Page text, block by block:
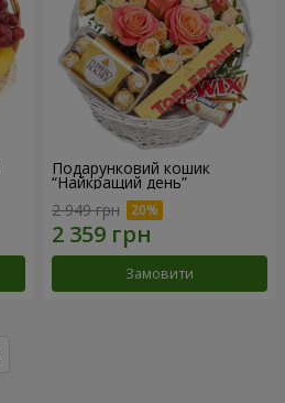
Подарунковий кошик
“Найкращий день”
2 949 грн
Замовити